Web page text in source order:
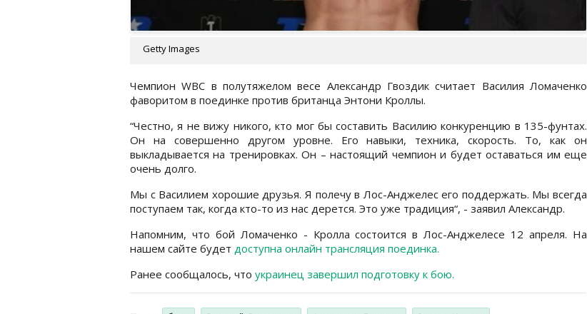
Getty Images
Чемпион WBC в полутяжелом весе Александр Гвоздик считает Василия Ломаченко
фаворитом в поединке против британца Энтони Кроллы.
“Честно, я не вижу никого, кто мог бы составить Василию конкуренцию в 135-фунтах.
Он на совершенно другом уровне. Его навыки, техника, скорость. То, как он
выкладывается на тренировках. Он – настоящий чемпион и будет оставаться им еще
очень долго.
Мы с Василием хорошие друзья. Я полечу в Лос-Анджелес его поддержать. Мы всегда
поступаем так, когда кто-то из нас дерется. Это уже традиция“, - заявил Александр.
Напомним, что бой Ломаченко - Кролла состоится в Лос-Анджелесе 12 апреля. На
нашем сайте будет доступна онлайн трансляция поединка.
Ранее сообщалось, что украинец завершил подготовку к бою.